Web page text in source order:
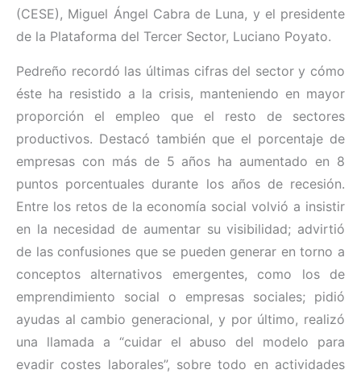
(CESE), Miguel Ángel Cabra de Luna, y el presidente
de la Plataforma del Tercer Sector, Luciano Poyato.
Pedreño recordó las últimas cifras del sector y cómo
éste ha resistido a la crisis, manteniendo en mayor
proporción el empleo que el resto de sectores
productivos. Destacó también que el porcentaje de
empresas con más de 5 años ha aumentado en 8
puntos porcentuales durante los años de recesión.
Entre los retos de la economía social volvió a insistir
en la necesidad de aumentar su visibilidad; advirtió
de las confusiones que se pueden generar en torno a
conceptos alternativos emergentes, como los de
emprendimiento social o empresas sociales; pidió
ayudas al cambio generacional, y por último, realizó
una llamada a “cuidar el abuso del modelo para
evadir costes laborales”, sobre todo en actividades